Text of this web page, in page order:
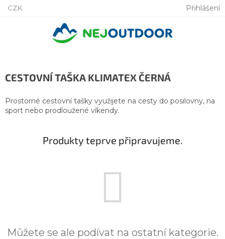
Přejít
CZK Přihlášení
CESTOVNÍ TAŠKA KLIMATEX ČERNÁ
Prostorné cestovní tašky využijete na cesty do posilovny, na
sport nebo prodloužené víkendy.
Produkty teprve připravujeme.
Můžete se ale podívat na ostatní kategorie.